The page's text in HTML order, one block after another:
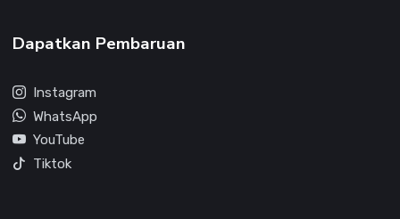
Dapatkan Pembaruan
Instagram
WhatsApp
YouTube
Tiktok